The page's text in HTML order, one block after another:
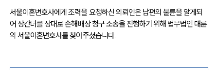
서울변호사 업무분야
서울변호사 주요 업무사례
서울 분사무소 오시는 길
서울변호사상담 상담접수
서울이혼변호사에게 조력을 요청하신 의뢰인은 남편의 불륜을 알게되
어 상간녀를 상대로 손해배상 청구 소송을 진행하기 위해 법무법인 대륜
의 서울이혼변호사를 찾아주셨습니다.